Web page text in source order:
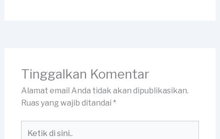
Tinggalkan Komentar
Alamat email Anda tidak akan dipublikasikan.
Ruas yang wajib ditandai *